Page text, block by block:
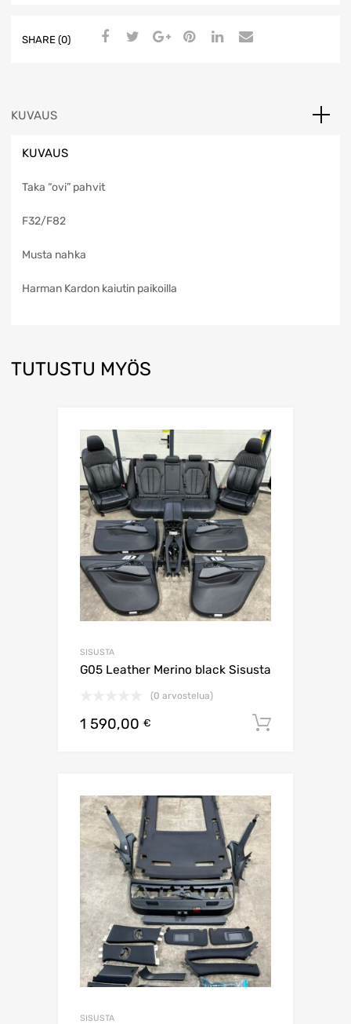
SHARE (0)
KUVAUS
KUVAUS
Taka “ovi” pahvit
F32/F82
Musta nahka
Harman Kardon kaiutin paikoilla
TUTUSTU MYÖS
SISUSTA
G05 Leather Merino black Sisusta
(0 arvostelua)
1 590,00 €
SISUSTA